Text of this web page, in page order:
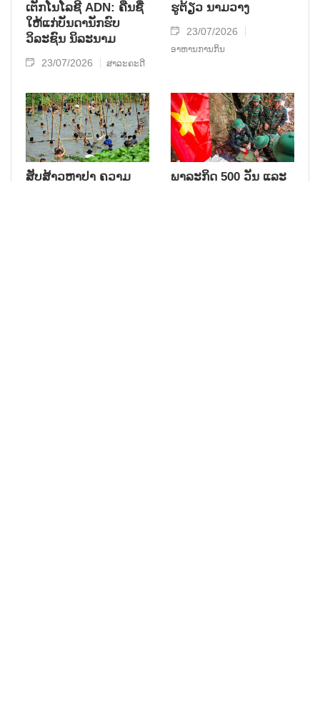
ເຕັກໂນໂລຊີ ADN: ຄືນຊື່
ໃຫ້ແກ່ບັນດານັກຮົບ
ວິລະຊົນ ນິລະນາມ
23/07/2026 ສາລະຄະດີ
ຮູຕ້ຽວ ນາມວາງ
23/07/2026
ອາຫານການກິນ
ສັບສ້າວຫາປາ ຄວາມ
ພາລະກິດ 500 ວັນ ແລະ